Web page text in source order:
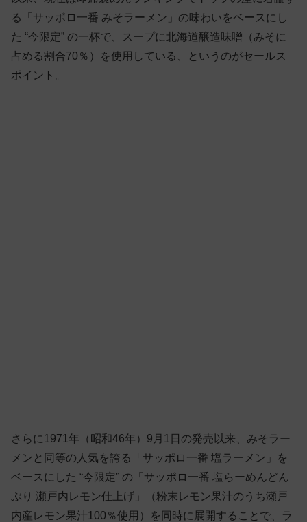
る「サッポロ一番 みそラーメン」の味わいをベースにし
た “今限定” の一杯で、スープに北海道醸造味噌（みそに
占める割合70％）を使用している、というのがセールス
ポイント。
さらに1971年（昭和46年）9月1日の発売以来、みそラー
メンと同等の人気を誇る「サッポロ一番 塩ラーメン」を
ベースにした “今限定” の「サッポロ一番 塩らーめんどん
ぶり 瀬戸内レモン仕上げ」（粉末レモン果汁のうち瀬戸
内産レモン果汁100％使用）を同時に展開することで、ラ